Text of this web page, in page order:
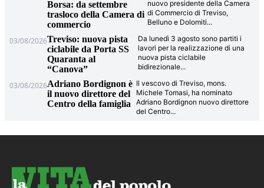
Borsa: da settembre
trasloco della Camera di
commercio
nuovo presidente della Camera
di Commercio di Treviso,
Belluno e Dolomiti...
03/08/2026Treviso: nuova pista
ciclabile da Porta SS
Quaranta al
“Canova”
Da lunedì 3 agosto sono partiti i
lavori per la realizzazione di una
nuova pista ciclabile
bidirezionale...
03/08/2026Adriano Bordignon è
il nuovo direttore del
Centro della famiglia
Il vescovo di Treviso, mons.
Michele Tomasi, ha nominato
Adriano Bordignon nuovo direttore
del Centro...